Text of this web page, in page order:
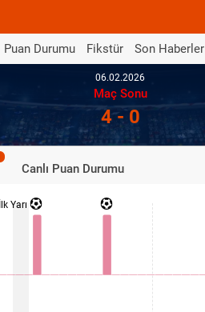
Puan Durumu Fikstür Son Haberler
06.02.2026
Maç Sonu
4 - 0
Canlı Puan Durumu
İlk Yarı